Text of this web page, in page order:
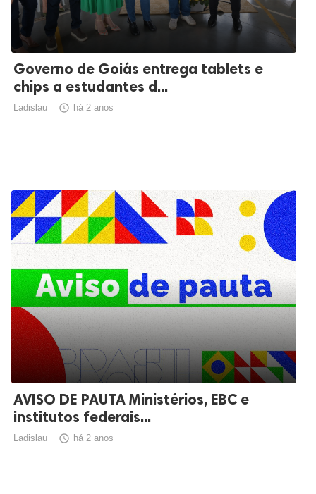
Governo de Goiás entrega tablets e
chips a estudantes d...
Ladislau  há 2 anos
AVISO DE PAUTA Ministérios, EBC e
institutos federais...
Ladislau  há 2 anos